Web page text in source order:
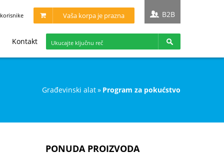
građevinski alat» program za pokućstvo
Vaša korpa je prazna B2B
Kontakt
PONUDA PROIZVODA